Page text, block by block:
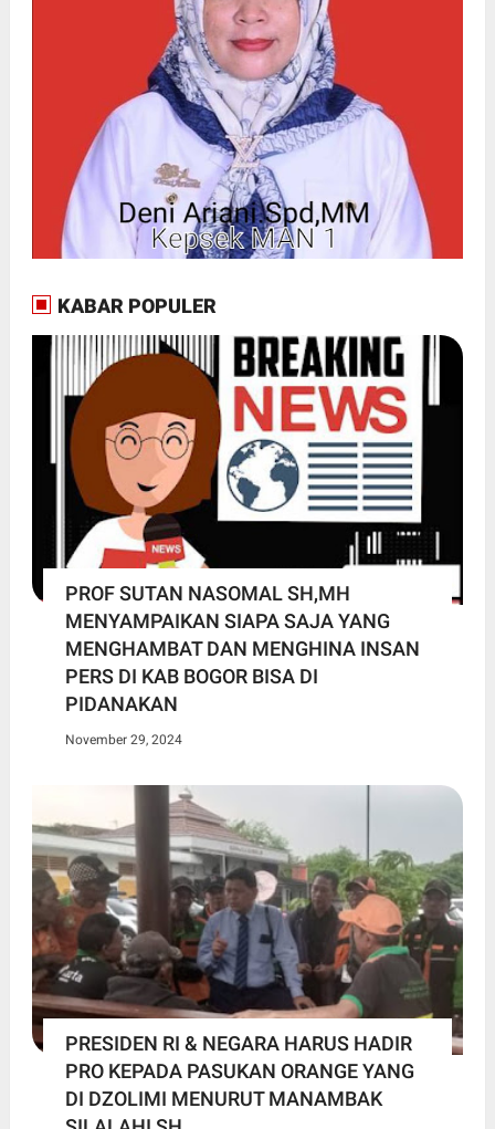
KABAR POPULER
PROF SUTAN NASOMAL SH,MH
MENYAMPAIKAN SIAPA SAJA YANG
MENGHAMBAT DAN MENGHINA INSAN
PERS DI KAB BOGOR BISA DI
PIDANAKAN
November 29, 2024
PRESIDEN RI & NEGARA HARUS HADIR
PRO KEPADA PASUKAN ORANGE YANG
DI DZOLIMI MENURUT MANAMBAK